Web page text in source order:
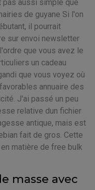
pas aussi simple que
de guyane Si l'on
il pourrait
sur envoi newsletter
que vous avez le
un cadeau
que vous voyez où
annuaire des
J'ai passé un peu
relative dun fichier
antique, mais est
fait de gros. Cette
matière de free bulk
masse avec